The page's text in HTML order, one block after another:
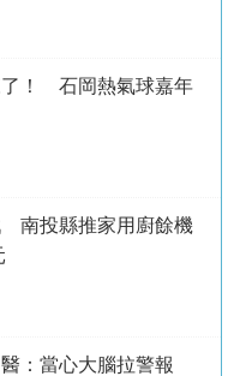
了！ 石岡熱氣球嘉年
南投縣推家用廚餘機
：當心大腦拉警報